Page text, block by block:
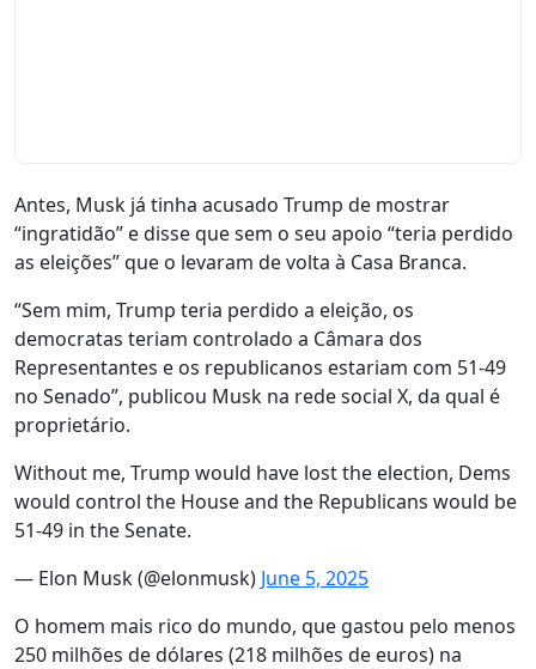
Antes, Musk já tinha acusado Trump de mostrar
“ingratidão” e disse que sem o seu apoio “teria perdido
as eleições” que o levaram de volta à Casa Branca.
“Sem mim, Trump teria perdido a eleição, os
democratas teriam controlado a Câmara dos
Representantes e os republicanos estariam com 51-49
no Senado”, publicou Musk na rede social X, da qual é
proprietário.
Without me, Trump would have lost the election, Dems
would control the House and the Republicans would be
51-49 in the Senate.
— Elon Musk (@elonmusk) June 5, 2025
O homem mais rico do mundo, que gastou pelo menos
250 milhões de dólares (218 milhões de euros) na